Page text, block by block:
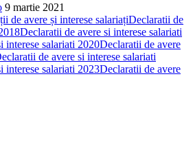
9 martie 2021
de avere și interese salariațiDeclaratii de
Declaratii de avere si interese salariati
interese salariati 2020Declaratii de avere
de avere si interese salariati
interese salariati 2023Declaratii de avere